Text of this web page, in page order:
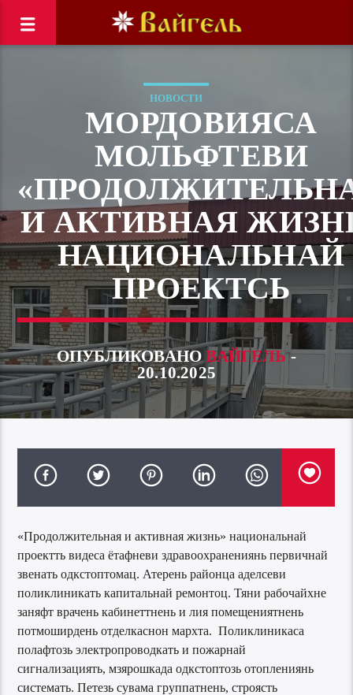
НОВОСТИ
МОРДОВИЯСА
МОЛЬФТЕВИ
И АКТИВНАЯ
НАЦИОНАЛЬНАЙ
ПРОЕКТСЬ
ОПУБЛИКОВАНОВАЙГЕЛЬ-
20.10.2025
«Продолжительная и активная жизнь» национальнай
проектть видеса ётафневи здравоохранениянь первичнай
звенать одкстоптомац. Атерень районца аделсеви
поликлиникать капитальнай ремонтоц. Тяни рабочайхне
заняфт врачень кабинеттнень и лия помещениятнень
потмоширдень отделкаснон мархта. Поликлиникаса
полафтозь электропроводкать и пожарнай
сигнализациять, мзярошкада одкстоптозь отоплениянь
системать. Петезь сувама группатнень, строясть